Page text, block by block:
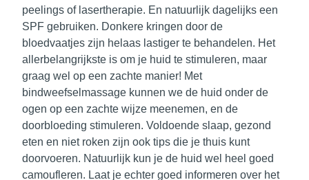
peelings of lasertherapie. En natuurlijk dagelijks een
SPF gebruiken. Donkere kringen door de
bloedvaatjes zijn helaas lastiger te behandelen. Het
allerbelangrijkste is om je huid te stimuleren, maar
graag wel op een zachte manier! Met
bindweefselmassage kunnen we de huid onder de
ogen op een zachte wijze meenemen, en de
doorbloeding stimuleren. Voldoende slaap, gezond
eten en niet roken zijn ook tips die je thuis kunt
doorvoeren. Natuurlijk kun je de huid wel heel goed
camoufleren. Laat je echter goed informeren over het